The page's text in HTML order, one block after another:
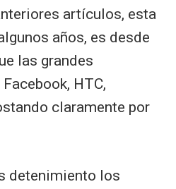
artículos, esta
años, es desde
las grandes
HTC,
claramente por
detenimiento los